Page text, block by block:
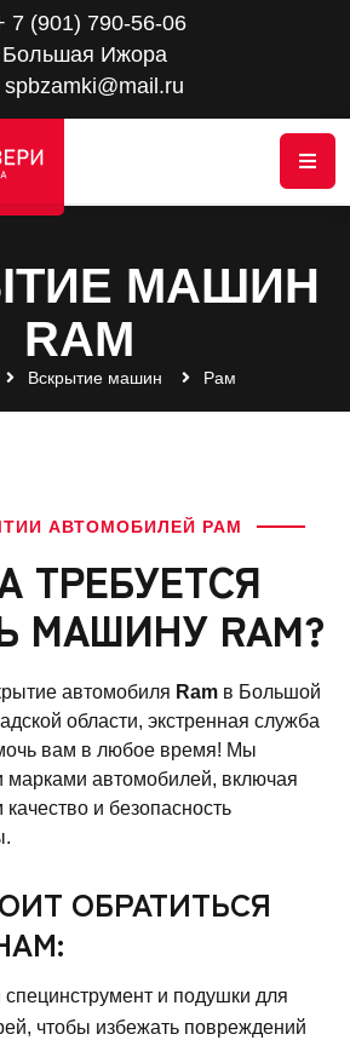
7 (901) 790-56-06
Большая Ижора
МАШИН
RAM
Вскрытие машин Рам
АВТОМОБИЛЕЙ РАМ
ТРЕБУЕТСЯ
МАШИНУ RAM?
автомобиля Ram в Большой
области, экстренная служба
вам в любое время! Мы
автомобилей, включая
и безопасность
ОБРАТИТЬСЯ
и подушки для
чтобы избежать повреждений